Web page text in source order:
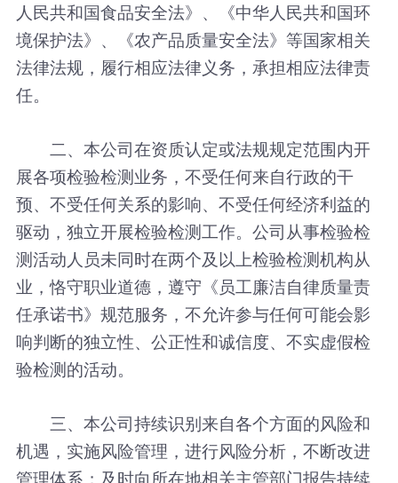
人民共和国食品安全法》、《中华人民共和国环
境保护法》、《农产品质量安全法》等国家相关
法律法规，履行相应法律义务，承担相应法律责
任。
二、本公司在资质认定或法规规定范围内开
展各项检验检测业务，不受任何来自行政的干
预、不受任何关系的影响、不受任何经济利益的
驱动，独立开展检验检测工作。公司从事检验检
测活动人员未同时在两个及以上检验检测机构从
业，恪守职业道德，遵守《员工廉洁自律质量责
任承诺书》规范服务，不允许参与任何可能会影
响判断的独立性、公正性和诚信度、不实虚假检
验检测的活动。
三、本公司持续识别来自各个方面的风险和
机遇，实施风险管理，进行风险分析，不断改进
管理体系；及时向所在地相关主管部门报告持续